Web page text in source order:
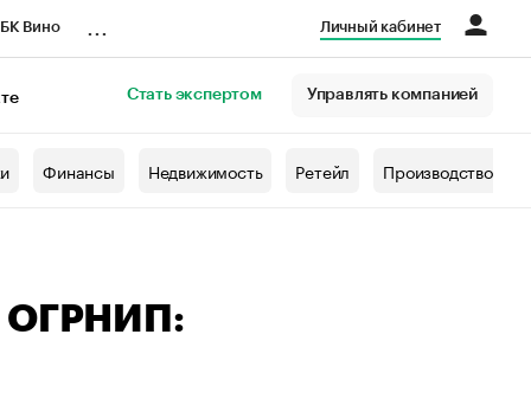
Вино Личный кабинет
Стать экспертом Управлять компанией
Финансы Недвижимость Ретейл Производство
ОГРНИП: